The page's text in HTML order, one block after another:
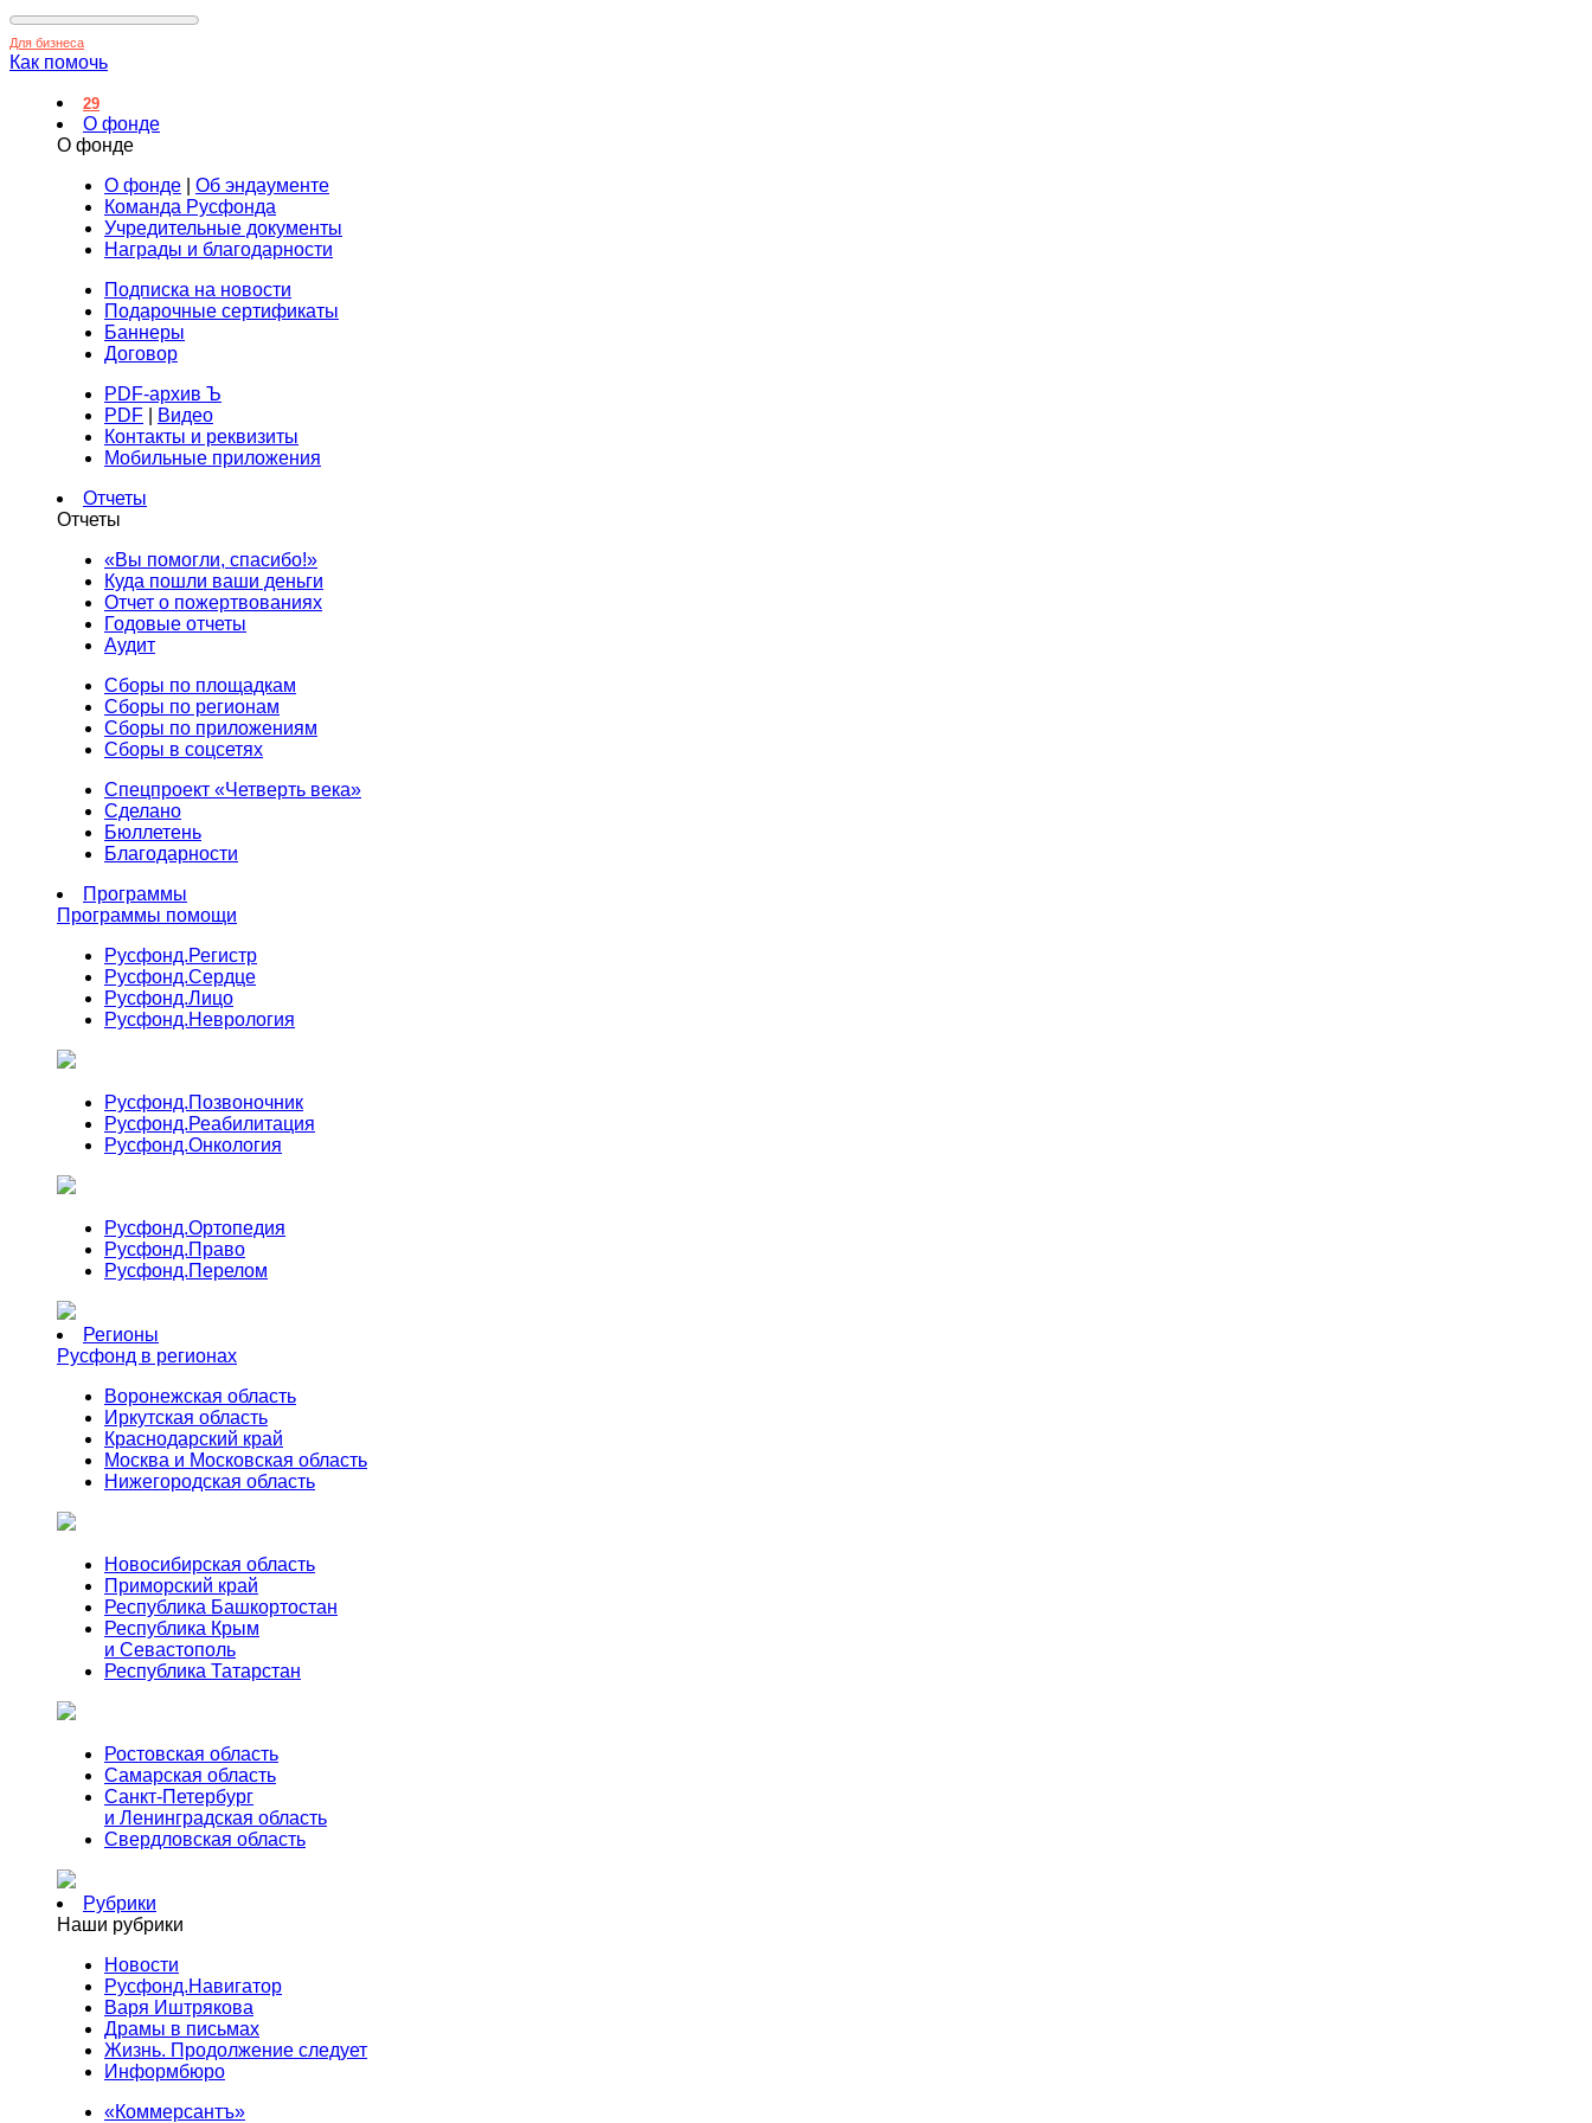
Для бизнеса
Как помочь
29
О фонде
О фонде
О фонде
Об эндаументе
Команда Русфонда
Учредительные документы
Награды и благодарности
Подписка на новости
Подарочные сертификаты
Баннеры
Договор
PDF-архив Ъ
PDF
Видео
Контакты и реквизиты
Мобильные приложения
Отчеты
Отчеты
«Вы помогли, спасибо!»
Куда пошли ваши деньги
Отчет о пожертвованиях
Годовые отчеты
Аудит
Сборы по площадкам
Сборы по регионам
Сборы по приложениям
Сборы в соцсетях
Спецпроект «Четверть века»
Сделано
Бюллетень
Благодарности
Программы
Программы помощи
Русфонд.Регистр
Русфонд.Сердце
Русфонд.Лицо
Русфонд.Неврология
Русфонд.Позвоночник
Русфонд.Реабилитация
Русфонд.Онкология
Русфонд.Ортопедия
Русфонд.Право
Русфонд.Перелом
Регионы
Русфонд в регионах
Воронежская область
Иркутская область
Краснодарский край
Москва и Московская область
Нижегородская область
Новосибирская область
Приморский край
Республика Башкортостан
Республика Крым
и Севастополь
Республика Татарстан
Ростовская область
Самарская область
Санкт-Петербург
и Ленинградская область
Свердловская область
Рубрики
Наши рубрики
Новости
Русфонд.Навигатор
Варя Иштрякова
Драмы в письмах
Жизнь. Продолжение следует
Информбюро
«Коммерсантъ»